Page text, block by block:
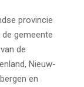
provincie
gemeente
de
Nieuw-
en